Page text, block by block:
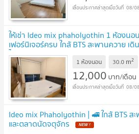
08/
ให้เช่า Ideo mix phaholyothin 1 ห้องนอ
เฟอร์นิเจอร์ครบ ใกล้ BTS สะพานควาย เ
ไลน์ @best_condo
1 ห้องนอน 30.0 m2
12,000 บาท/เดือน
08/
Ideo mix Phaholyothin | 🚅 ใกล้ BTS ส
และตลาดนัดจตุจักร NEW !